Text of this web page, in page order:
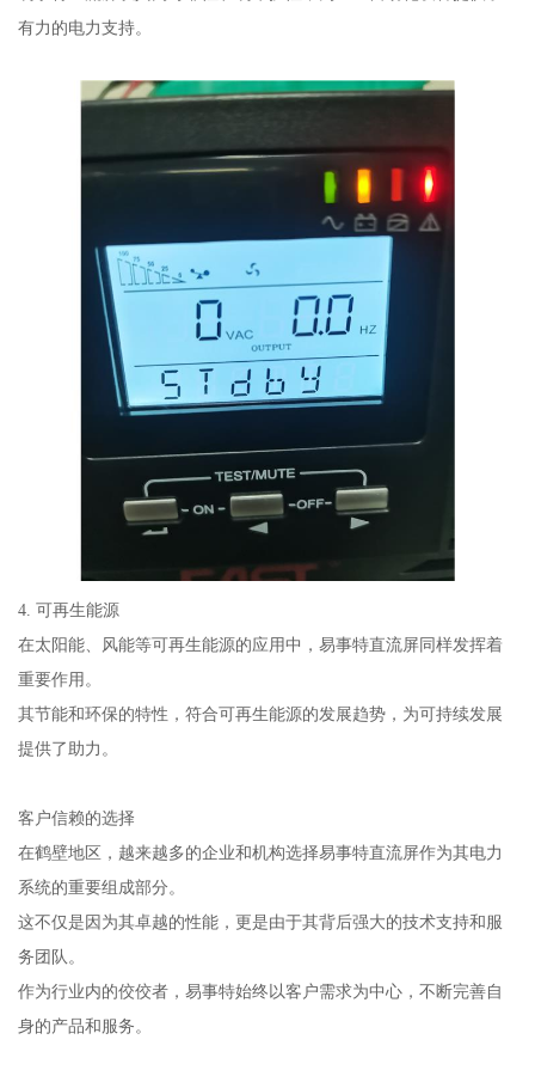
有力的电力支持。
4. 可再生能源
在太阳能、风能等可再生能源的应用中，易事特直流屏同样发挥着
重要作用。
其节能和环保的特性，符合可再生能源的发展趋势，为可持续发展
提供了助力。
客户信赖的选择
在鹤壁地区，越来越多的企业和机构选择易事特直流屏作为其电力
系统的重要组成部分。
这不仅是因为其卓越的性能，更是由于其背后强大的技术支持和服
务团队。
作为行业内的佼佼者，易事特始终以客户需求为中心，不断完善自
身的产品和服务。